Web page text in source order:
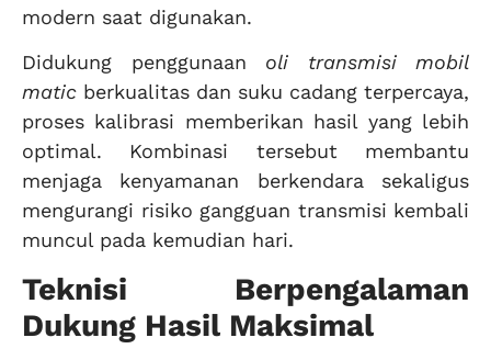
modern saat digunakan.
Didukung penggunaan oli transmisi mobil
matic berkualitas dan suku cadang terpercaya,
proses kalibrasi memberikan hasil yang lebih
optimal. Kombinasi tersebut membantu
menjaga kenyamanan berkendara sekaligus
mengurangi risiko gangguan transmisi kembali
muncul pada kemudian hari.
Teknisi Berpengalaman
Dukung Hasil Maksimal